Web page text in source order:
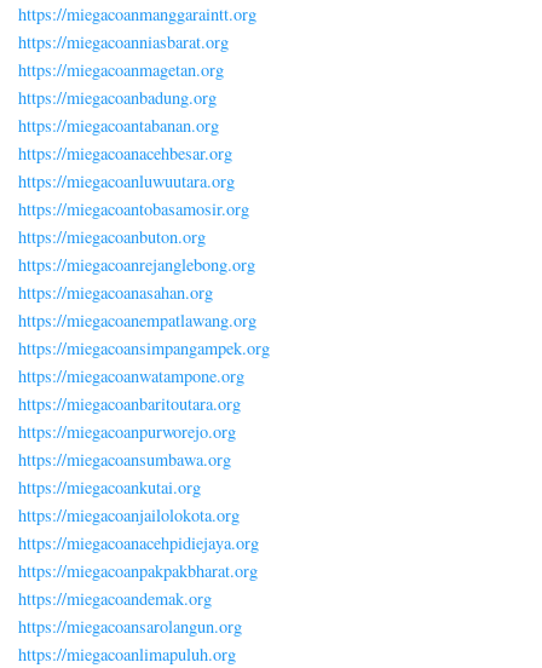
https://miegacoanmanggaraintt.org
https://miegacoanniasbarat.org
https://miegacoanmagetan.org
https://miegacoanbadung.org
https://miegacoantabanan.org
https://miegacoanacehbesar.org
https://miegacoanluwuutara.org
https://miegacoantobasamosir.org
https://miegacoanbuton.org
https://miegacoanrejanglebong.org
https://miegacoanasahan.org
https://miegacoanempatlawang.org
https://miegacoansimpangampek.org
https://miegacoanwatampone.org
https://miegacoanbaritoutara.org
https://miegacoanpurworejo.org
https://miegacoansumbawa.org
https://miegacoankutai.org
https://miegacoanjailolokota.org
https://miegacoanacehpidiejaya.org
https://miegacoanpakpakbharat.org
https://miegacoandemak.org
https://miegacoansarolangun.org
https://miegacoanlimapuluh.org